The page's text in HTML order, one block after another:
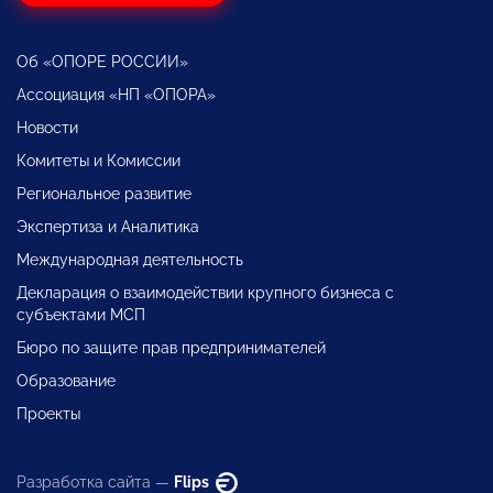
Об «ОПОРЕ РОССИИ»
Ассоциация «НП «ОПОРА»
Новости
Комитеты и Комиссии
Региональное развитие
Экспертиза и Аналитика
Международная деятельность
Декларация о взаимодействии крупного бизнеса с
субъектами МСП
Бюро по защите прав предпринимателей
Образование
Проекты
Разработка сайта — Flips